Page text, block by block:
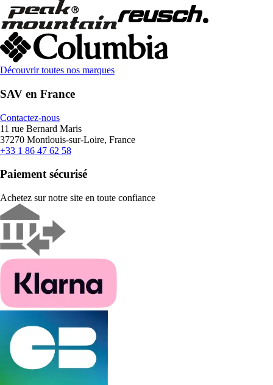
Découvrir toutes nos marques
SAV en France
Contactez-nous
11 rue Bernard Maris
37270 Montlouis-sur-Loire, France
+33 1 86 47 62 58
Paiement sécurisé
Achetez sur notre site en toute confiance